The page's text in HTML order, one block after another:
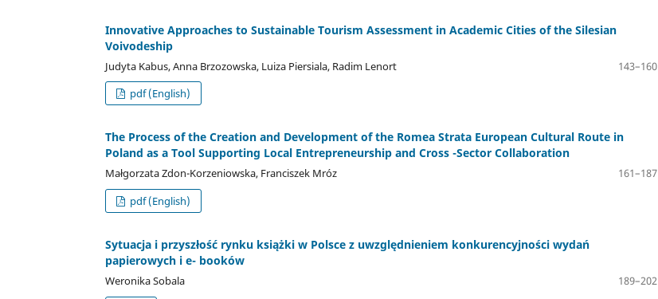
Innovative Approaches to Sustainable Tourism Assessment in Academic Cities of the Silesian
Voivodeship
Judyta Kabus, Anna Brzozowska, Luiza Piersiala, Radim Lenort
143–160
pdf (English)
The Process of the Creation and Development of the Romea Strata European Cultural Route in
Poland as a Tool Supporting Local Entrepreneurship and Cross -Sector Collaboration
Małgorzata Zdon-Korzeniowska, Franciszek Mróz
161–187
pdf (English)
Sytuacja i przyszłość rynku książki w Polsce z uwzględnieniem konkurencyjności wydań
papierowych i e- booków
Weronika Sobala
189–202